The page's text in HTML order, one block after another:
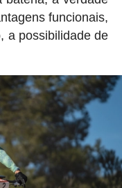
funcionais,
a possibilidade de